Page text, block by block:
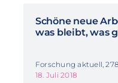
Schöne neue
was bleibt, was
Forschung aktuell, 278
18. Juli 2018